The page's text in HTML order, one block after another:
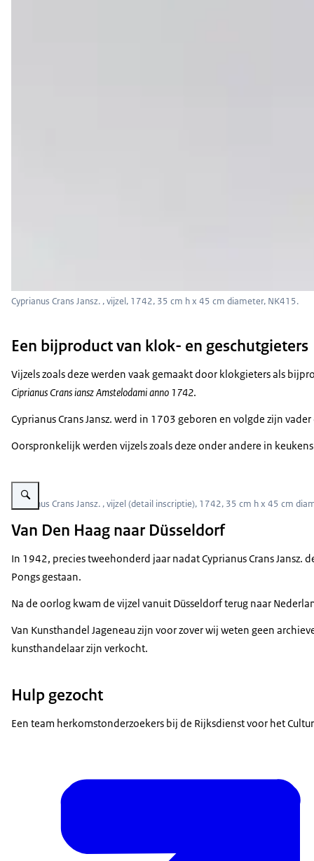
Cyprianus Crans Jansz. , vijzel, 1742, 35 cm h x 45 cm diameter, NK415.
Een bijproduct van klok- en geschutgieters
Vijzels zoals deze werden vaak gemaakt door klokgieters als
Ciprianus Crans iansz Amstelodami anno 1742.
Cyprianus Crans Jansz. werd in 1703 geboren en volgde zijn
Oorspronkelijk werden vijzels zoals deze onder andere in
Vergroot afbeelding Detail van inscriptie op bronzen vijzel
Cyprianus Crans Jansz. , vijzel (detail inscriptie), 1742, 35 cm h x 45 cm
Van Den Haag naar Düsseldorf
In 1942, precies tweehonderd jaar nadat Cyprianus Crans
Pongs gestaan.
Na de oorlog kwam de vijzel vanuit Düsseldorf terug naar
Van Kunsthandel Jageneau zijn voor zover wij weten geen
kunsthandelaar zijn verkocht.
Hulp gezocht
Een team herkomstonderzoekers bij de Rijksdienst voor het